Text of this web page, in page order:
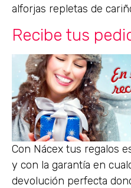
alforjas repletas de
Recibe tus
Con Nácex tus regalos
y con la garantía en
devolución perfecta